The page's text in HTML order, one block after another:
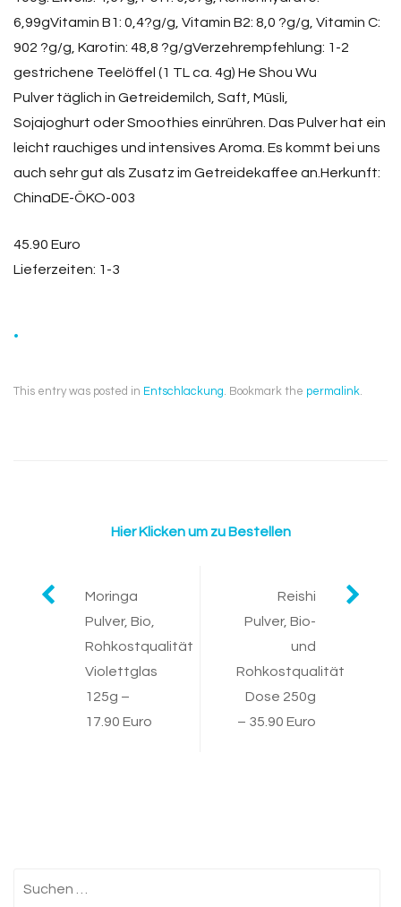
6,99gVitamin B1: 0,4?g/g, Vitamin B2: 8,0 ?g/g, Vitamin C:
902 ?g/g, Karotin: 48,8 ?g/gVerzehrempfehlung: 1-2
gestrichene Teelöffel (1 TL ca. 4g) He Shou Wu
Pulver täglich in Getreidemilch, Saft, Müsli,
Sojajoghurt oder Smoothies einrühren. Das Pulver hat ein
leicht rauchiges und intensives Aroma. Es kommt bei uns
auch sehr gut als Zusatz im Getreidekaffee an.Herkunft:
ChinaDE-ÖKO-003
45.90 Euro
Lieferzeiten: 1-3
.
This entry was posted in Entschlackung. Bookmark the permalink.
Hier Klicken um zu Bestellen
Post
navigation
Moringa
Pulver, Bio,
Rohkostqualität
Violettglas
125g –
17.90 Euro
Reishi
Pulver, Bio-
und
Rohkostqualität
Dose 250g
– 35.90 Euro